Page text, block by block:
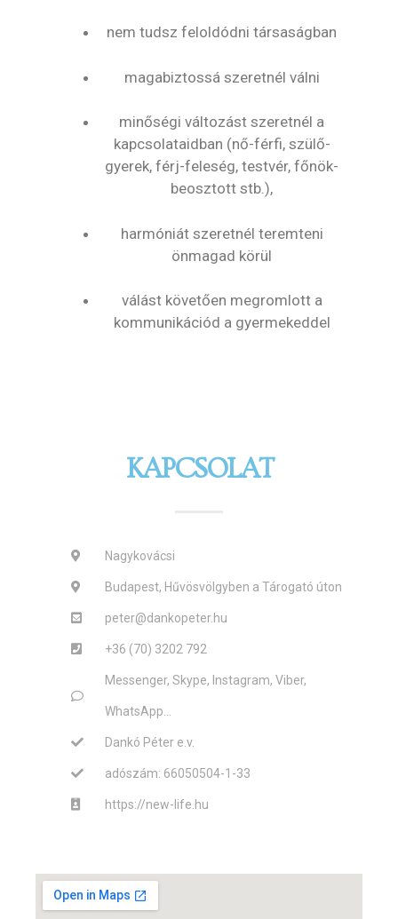
nem tudsz feloldódni társaságban
magabiztossá szeretnél válni
minőségi változást szeretnél a
kapcsolataidban (nő-férfi, szülő-
gyerek, férj-feleség, testvér, főnök-
beosztott stb.),
harmóniát szeretnél teremteni
önmagad körül
válást követően megromlott a
kommunikációd a gyermekeddel
KAPCSOLAT
Nagykovácsi
Budapest, Hűvösvölgyben a Tárogató úton
peter@dankopeter.hu
+36 (70) 3202 792
Messenger, Skype, Instagram, Viber,
WhatsApp...
Dankó Péter e.v.
adószám: 66050504-1-33
https://new-life.hu